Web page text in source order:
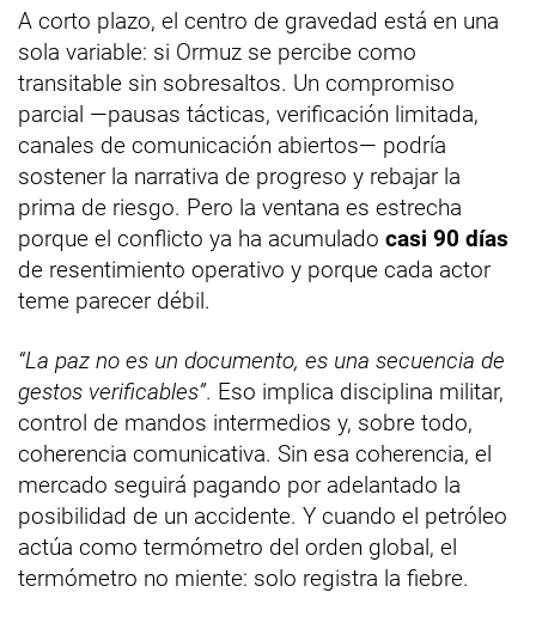
A corto plazo, el centro de gravedad está en una
sola variable: si Ormuz se percibe como
transitable sin sobresaltos. Un compromiso
parcial —pausas tácticas, verificación limitada,
canales de comunicación abiertos— podría
sostener la narrativa de progreso y rebajar la
prima de riesgo. Pero la ventana es estrecha
porque el conflicto ya ha acumulado casi 90 días
de resentimiento operativo y porque cada actor
teme parecer débil.
“La paz no es un documento, es una secuencia de
gestos verificables”. Eso implica disciplina militar,
control de mandos intermedios y, sobre todo,
coherencia comunicativa. Sin esa coherencia, el
mercado seguirá pagando por adelantado la
posibilidad de un accidente. Y cuando el petróleo
actúa como termómetro del orden global, el
termómetro no miente: solo registra la fiebre.